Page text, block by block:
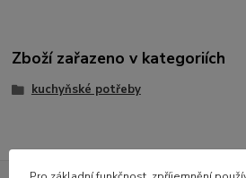
Zboží zařazeno v kategoriích
kuchyňské potřeby